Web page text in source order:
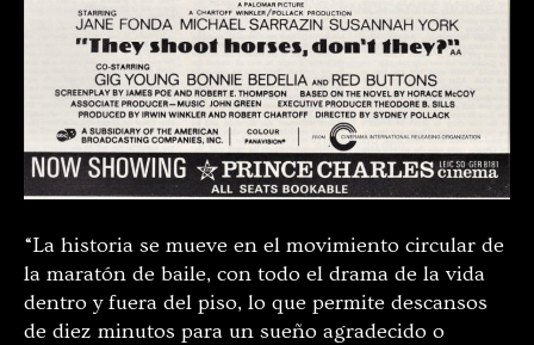
“La historia se mueve en el movimiento circular de
la maratón de baile, con todo el drama de la vida
dentro y fuera del piso, lo que permite descansos
de diez minutos para un sueño agradecido o